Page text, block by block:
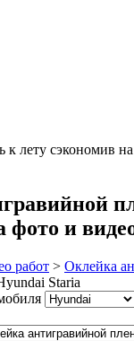
к лету сэкономив
фото и
работ > Оклейка
Staria